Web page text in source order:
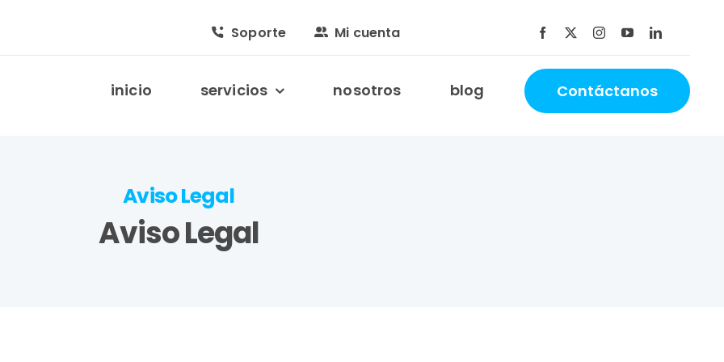
Soporte Mi cuenta
inicio servicios nosotros blog Contáctanos
Aviso Legal
Aviso Legal